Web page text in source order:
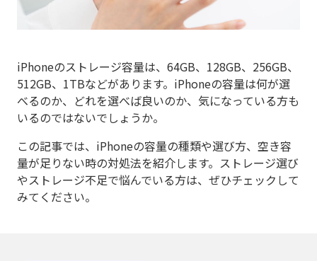
iPhoneのストレージ容量は、64GB、128GB、256GB、
512GB、1TBなどがあります。iPhoneの容量は何が選
べるのか、どれを選べば良いのか、気になっている方も
いるのではないでしょうか。
この記事では、iPhoneの容量の種類や選び方、空き容
量が足りない時の対処法を紹介します。ストレージ選び
やストレージ不足で悩んでいる方は、ぜひチェックして
みてください。